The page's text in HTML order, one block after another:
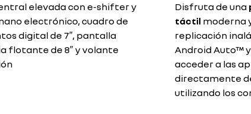
elevada con e-shifter y
electrónico, cuadro de
digital de 7″, pantalla
flotante de 8″ y volante
Disfruta de una
táctil moderna
replicación
Android Auto™
acceder a las
directamente
utilizando los